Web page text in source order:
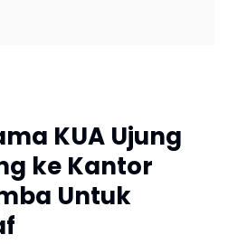
KUA Ujung
ke Kantor
Untuk